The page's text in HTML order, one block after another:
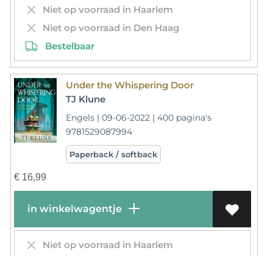
Niet op voorraad in Haarlem
Niet op voorraad in Den Haag
Bestelbaar
Under the Whispering Door
TJ Klune
Engels | 09-06-2022 | 400 pagina's
9781529087994
Paperback / softback
€16,99
in winkelwagentje
Niet op voorraad in Haarlem